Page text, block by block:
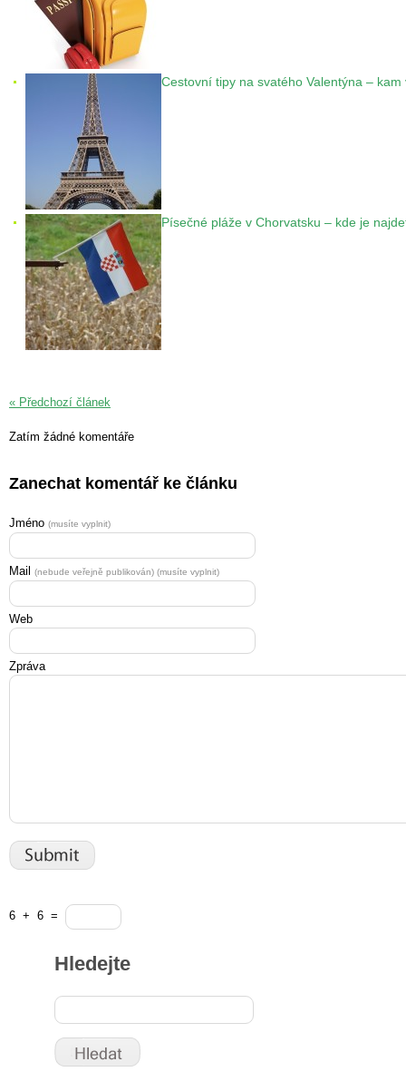
Cestovní tipy na svatého Valentýna –
Písečné pláže v Chorvatsku – kde je
« Předchozí článek
Zatím žádné komentáře
Zanechat komentář ke článku
Jméno (musíte vyplnit)
Mail (nebude veřejně publikován) (musíte vyplnit)
Web
Zpráva
6 + 6 =
Hledejte